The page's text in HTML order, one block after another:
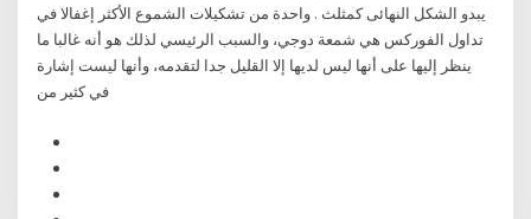
يبدو الشكل النهائى كمثلث . واحدة من تشكيلات الشموع الأكثر إغفالا في
تداول الفوركس هي شمعة دوجي، والسبب الرئيسي لذلك هو أنه غالبا ما
ينظر إليها على أنها ليس لديها إلا القليل جدا لتقدمه، وأنها ليست إشارة
في كثير من